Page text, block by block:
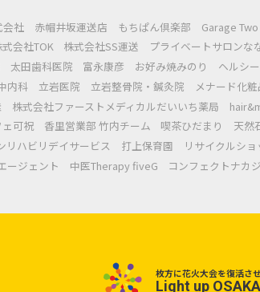
会社 赤帽井坂運送店 もちぱん倶楽部 Garage
式会社TOK 株式会社SS運送 プライベートサロンな
太田歯科医院 富永康彦 お好み焼みのり ヘルシ
内科 立岩医院 立岩整骨院・鍼灸院 メナード化
株式会社ファーストメディカルだいいち薬局
可祝 香里営業部 竹内チーム 喫茶ひだまり 天然
リハビリデイサービス 打上保育園 リサイクルシ
ージェント 中医Therapy fiveG コンフェクトナカ
枚方に花火大会を復活さ
Light up OSAKA